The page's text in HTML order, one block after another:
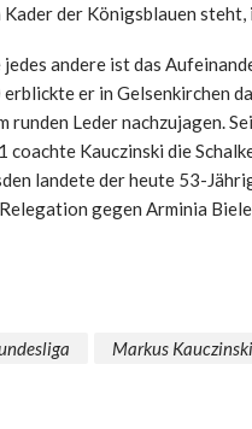
Kader der Königsblauen
jedes andere ist das
er in Gelsenkirchen
runden Leder nachzujagen.
coachte Kauczinski die
landete der heute 53-
gegen Arminia
Markus Kauczinski